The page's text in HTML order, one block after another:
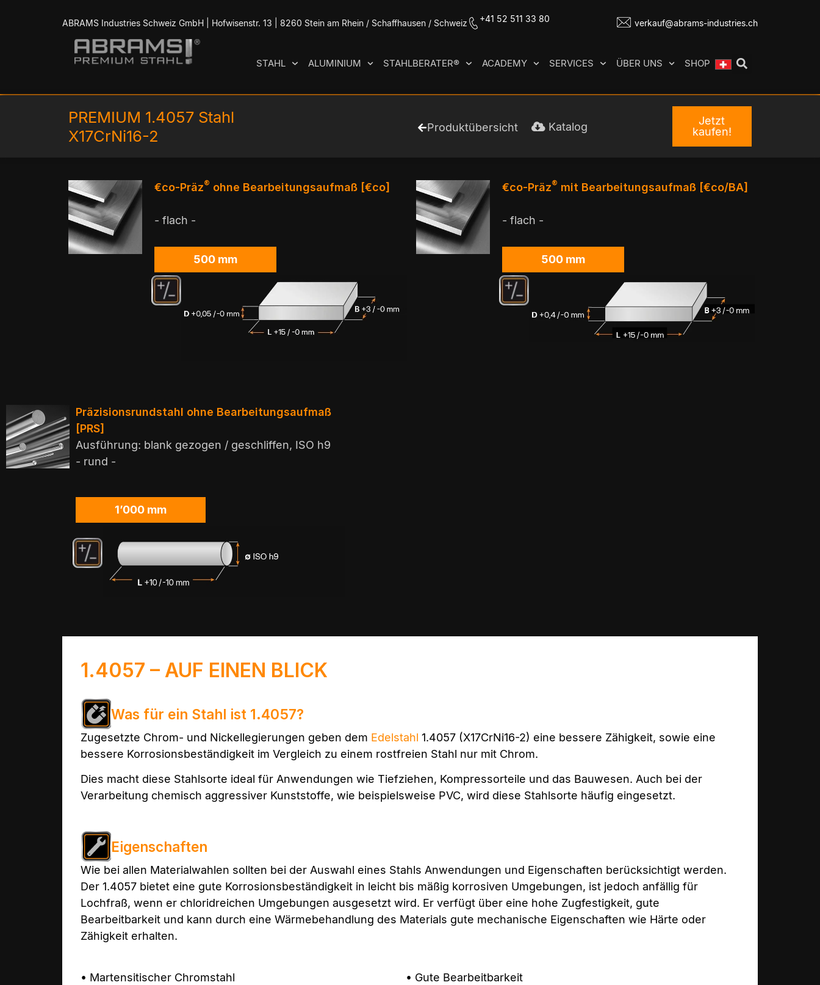
ABRAMS Industries Schweiz GmbH | Hofwisenstr. 13 | 8260 Stein am Rhein / Schaffhausen / Schweiz +41 52 511 33 80 verkauf@abrams-industries.ch
STAHL ALUMINIUM STAHLBERATER® ACADEMY SERVICES ÜBER UNS SHOP
PREMIUM 1.4057 Stahl
X17CrNi16-2
Produktübersicht Katalog
Jetzt
kaufen!
€co-Präz® mit Bearbeitungsaufmaß [€co/BA]
- flach -
500 mm
€co-Präz® ohne Bearbeitungsaufmaß [€co]
- flach -
500 mm
Präzisionsrundstahl ohne Bearbeitungsaufmaß
[PRS]
Ausführung: blank gezogen / geschliffen, ISO h9
- rund -
1’000 mm
1.4057 – AUF EINEN BLICK
Was für ein Stahl ist 1.4057?
Zugesetzte Chrom- und Nickellegierungen geben dem Edelstahl 1.4057 (X17CrNi16-2) eine bessere Zähigkeit, sowie eine
bessere Korrosionsbeständigkeit im Vergleich zu einem rostfreien Stahl nur mit Chrom.
Dies macht diese Stahlsorte ideal für Anwendungen wie Tiefziehen, Kompressorteile und das Bauwesen. Auch bei der
Verarbeitung chemisch aggressiver Kunststoffe, wie beispielsweise PVC, wird diese Stahlsorte häufig eingesetzt.
Eigenschaften
Wie bei allen Materialwahlen sollten bei der Auswahl eines Stahls Anwendungen und Eigenschaften berücksichtigt werden.
Der 1.4057 bietet eine gute Korrosionsbeständigkeit in leicht bis mäßig korrosiven Umgebungen, ist jedoch anfällig für
Lochfraß, wenn er chloridreichen Umgebungen ausgesetzt wird. Er verfügt über eine hohe Zugfestigkeit, gute
Bearbeitbarkeit und kann durch eine Wärmebehandlung des Materials gute mechanische Eigenschaften wie Härte oder
Zähigkeit erhalten.
• Martensitischer Chromstahl
• Gute Bearbeitbarkeit